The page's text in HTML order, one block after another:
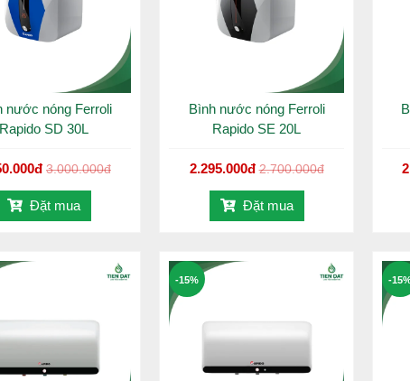
nước nóng Ferroli
Rapido SD 30L
3.000.000đ
Đặt mua
Bình nước nóng Ferroli
Rapido SE 20L
2.295.000đ 2.700.000đ
Đặt mua
-15% -